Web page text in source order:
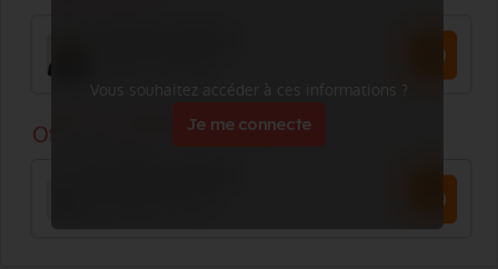
Vous souhaitez accéder à ces informations ?
Je me connecte